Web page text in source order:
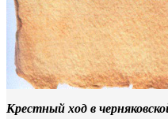
Крестный ход в